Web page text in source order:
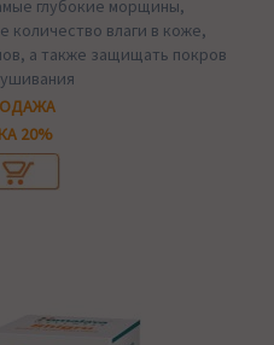
глубокие морщины,
количество влаги в коже,
а также защищать покров
20%